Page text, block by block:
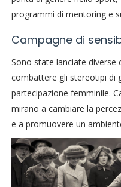
programmi di mentoring e
Campagne di
Sono state lanciate diverse
combattere gli stereotipi di
partecipazione femminile.
mirano a cambiare la
e a promuovere un